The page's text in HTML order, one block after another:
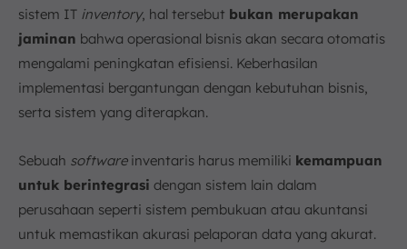
sistem IT inventory, hal tersebut bukan merupakan
jaminan bahwa operasional bisnis akan secara otomatis
mengalami peningkatan efisiensi. Keberhasilan
implementasi bergantungan dengan kebutuhan bisnis,
serta sistem yang diterapkan.
Sebuah softwareinventaris harus memiliki kemampuan
untuk berintegrasi dengan sistem lain dalam
perusahaan seperti sistem pembukuan atau akuntansi
untuk memastikan akurasi pelaporan data yang akurat.